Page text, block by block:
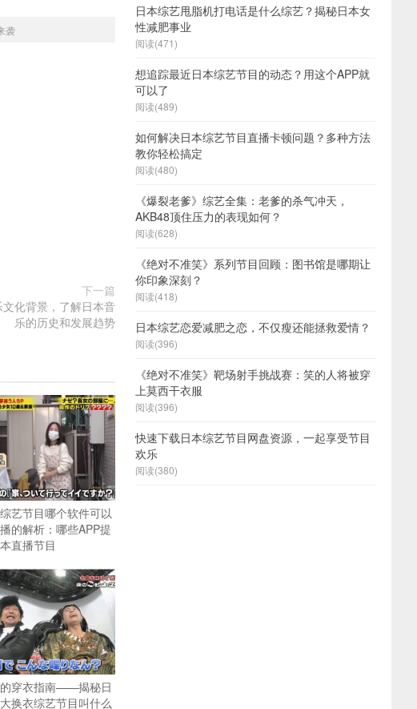
袭
下一篇
化背景，了解日本音
乐的历史和发展趋势
艺节目哪个软件可以
的解析：哪些APP提
直播节目
穿衣指南——揭秘日
换衣综艺节目叫什么
日本综艺甩脂机打电话是什么综艺？揭秘日本女
性减肥事业
阅读(471)
想追踪最近日本综艺节目的动态？用这个APP就
可以了
阅读(489)
如何解决日本综艺节目直播卡顿问题？多种方法
教你轻松搞定
阅读(480)
《爆裂老爹》综艺全集：老爹的杀气冲天，
AKB48顶住压力的表现如何？
阅读(628)
《绝对不准笑》系列节目回顾：图书馆是哪期让
你印象深刻？
阅读(418)
日本综艺恋爱减肥之恋，不仅瘦还能拯救爱情？
阅读(396)
《绝对不准笑》靶场射手挑战赛：笑的人将被穿
上莫西干衣服
阅读(396)
快速下载日本综艺节目网盘资源，一起享受节目
欢乐
阅读(380)